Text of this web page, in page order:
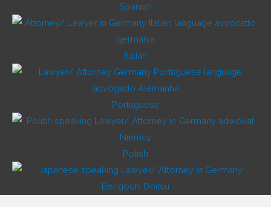
Spanish
Italian
Portuguese
Polish